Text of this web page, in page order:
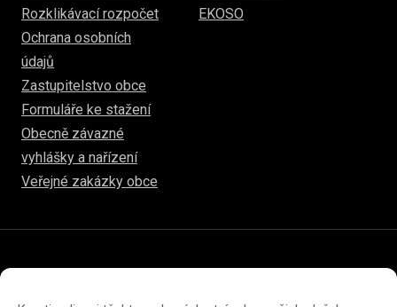
Rozklikávací rozpočet
Ochrana osobních
údajů
Zastupitelstvo obce
Formuláře ke stažení
Obecně závazné
vyhlášky a nařízení
Veřejné zakázky obce
EKOSO
Prohlášení o přístupnosti Prohlášení o ochraně soukromí